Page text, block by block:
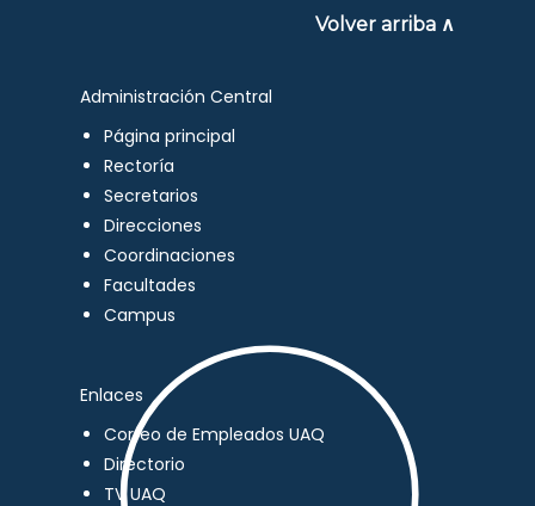
Volver arriba ∧
Administración Central
Página principal
Rectoría
Secretarios
Direcciones
Coordinaciones
Facultades
Campus
Enlaces
Correo de Empleados UAQ
Directorio
TV UAQ